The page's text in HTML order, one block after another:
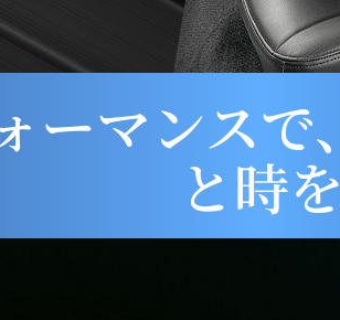
マンスで、
と時を